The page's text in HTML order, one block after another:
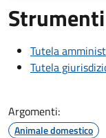
Tutela
Tutela
Argomenti:
Animale domestico